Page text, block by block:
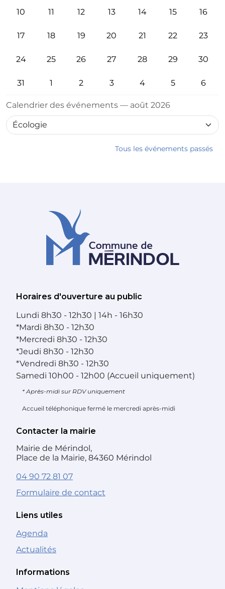
Tous les événements passés
Calendrier des événements — août 2026
10 11 12 13 14 15 16
17 18 19 20 21 22 23
24 25 26 27 28 29 30
31 1 2 3 4 5 6
Horaires d'ouverture au public
Lundi 8h30 - 12h30 | 14h - 16h30
*Mardi 8h30 - 12h30
*Mercredi 8h30 - 12h30
*Jeudi 8h30 - 12h30
*Vendredi 8h30 - 12h30
Samedi 10h00 - 12h00 (Accueil uniquement)
* Après-midi sur RDV uniquement
Accueil téléphonique fermé le mercredi après-midi
Contacter la mairie
Mairie de Mérindol,
Place de la Mairie, 84360 Mérindol
04 90 72 81 07
Formulaire de contact
Liens utiles
Agenda
Actualités
Informations